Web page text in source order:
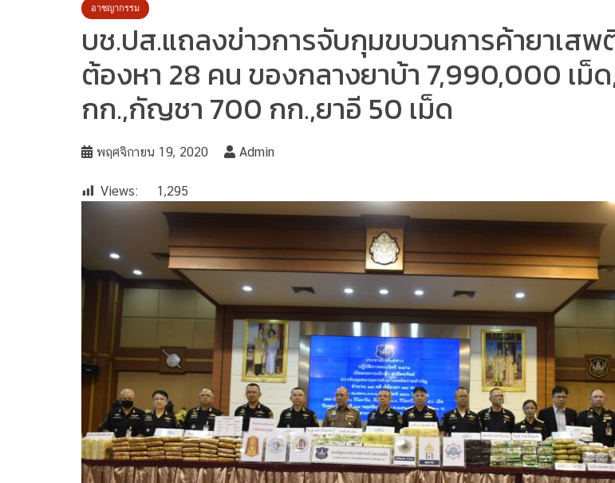
อาชญากรรม
บช.ปส.แถลงข่าวการจับกุมขบวนการค้ายาเส
ต้องหา 28 คน ของกลางยาบ้า 7,990,000 เม็
กก.,กัญชา 700 กก.,ยาอี 50 เม็ด
พฤศจิกายน 19, 2020 Admin
Views: 1,295